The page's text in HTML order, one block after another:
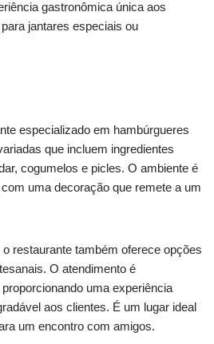
gastronômica única aos
jantares especiais ou
especializado em hambúrgueres
que incluem ingredientes
cogumelos e picles. O ambiente é
uma decoração que remete a um
restaurante também oferece opções
O atendimento é
uma experiência
aos clientes. É um lugar ideal
um encontro com amigos.